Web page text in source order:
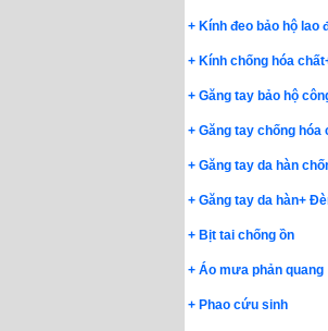
+ Kính đeo bảo hộ lao
+ Kính chống hóa chất
+ Găng tay bảo hộ
+ Găng tay chống hóa
+ Găng tay da hàn
+ Găng tay da hàn+
+ Bịt tai chống ồn
+ Áo mưa phản quang
+ Phao cứu sinh